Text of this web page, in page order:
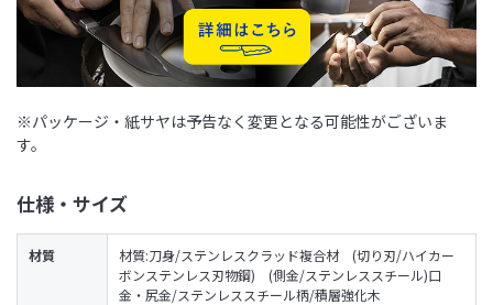
※パッケージ・紙サヤは予告なく変更となる可能性がございま
す。
仕様・サイズ
材質
材質:刀身/ステンレスクラッド複合材 (切り刃/ハイカー
ボンステンレス刃物鋼) (側金/ステンレススチール)口
金・尻金/ステンレススチール柄/積層強化木